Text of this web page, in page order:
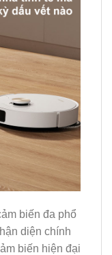
biến đa phổ
diện chính
biến hiện đại